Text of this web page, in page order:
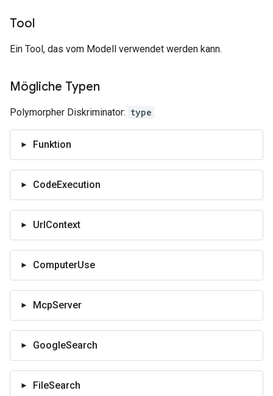
Tool
Ein Tool, das vom Modell verwendet werden kann.
Mögliche Typen
Polymorpher Diskriminator: type
Funktion
CodeExecution
UrlContext
ComputerUse
McpServer
GoogleSearch
FileSearch